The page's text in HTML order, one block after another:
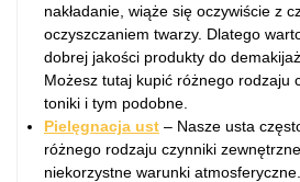
nakładanie, wiąże się oczywiście z
oczyszczaniem twarzy. Dlatego
dobrej jakości produkty do
Możesz tutaj kupić różnego rodzaju
toniki i tym podobne.
Pielęgnacja ust – Nasze usta
różnego rodzaju czynniki
niekorzystne warunki